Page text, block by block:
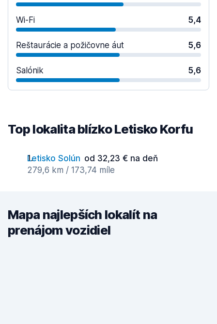
Wi-Fi 5,4
Reštaurácie a požičovne áut 5,6
Salónik 5,6
Top lokalita blízko Letisko Korfu
Letisko Solún od 32,23 € na deň
279,6 km / 173,74 míle
Mapa najlepších lokalít na
prenájom vozidiel